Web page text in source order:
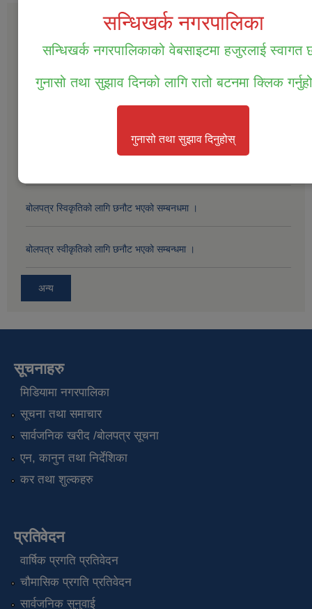
सार्वजनिक खरीद / बोलपत्र सूचना
सम्पत्ति तथा जिन्सी मालसामान लिलाम विक्रिको लागि बोलपत्र आव्हानको सूचना
बोलपत्र स्विकृतिको लागि छनौट भएको सम्बनधमा ।
बोलपत्र स्वीकृतिको लागि छनौट भएको सम्बन्धमा ।
अन्य
सूचनाहरु
मिडियामा नगरपालिका
सूचना तथा समाचार
सार्वजनिक खरीद /बोलपत्र सूचना
एन, कानुन तथा निर्देशिका
कर तथा शुल्कहरु
प्रतिवेदन
वार्षिक प्रगति प्रतिवेदन
चौमासिक प्रगति प्रतिवेदन
सार्वजनिक सुनुवाई
सन्धिखर्क नगरपालिका
सन्धिखर्क नगरपालिकाको वेबसाइटमा हजुरलाई स्वागत
गुनासो तथा सुझाव दिनको लागि रातो बटनमा क्लिक
गुनासो तथा सुझाव दिनुहोस्